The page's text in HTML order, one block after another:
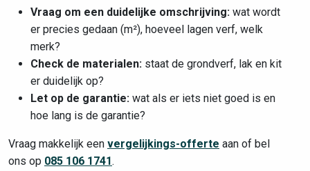
Vraag om een duidelijke omschrijving: wat wordt
er precies gedaan (m²), hoeveel lagen verf, welk
merk?
Check de materialen: staat de grondverf, lak en kit
er duidelijk op?
Let op de garantie: wat als er iets niet goed is en
hoe lang is de garantie?
Vraag makkelijk een vergelijkings-offerte aan of bel
ons op 085 106 1741.